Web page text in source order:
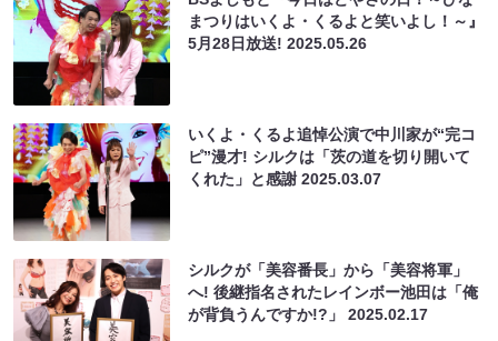
まつりはいくよ・くるよと笑いよし！～』
5月28日放送!2025.05.26
いくよ・くるよ追悼公演で中川家が“完コ
ピ”漫才! シルクは「茨の道を切り開いて
くれた」と感謝2025.03.07
シルクが「美容番長」から「美容将軍」
へ! 後継指名されたレインボー池田は「俺
が背負うんですか!?」2025.02.17